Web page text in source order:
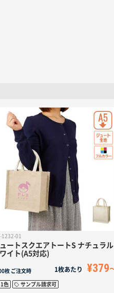
1232-01
ートスクエアトートS ナチュラル
イト(A5対応)
枚 ご注文時 1枚あたり ¥379
1色 サンプル請求可